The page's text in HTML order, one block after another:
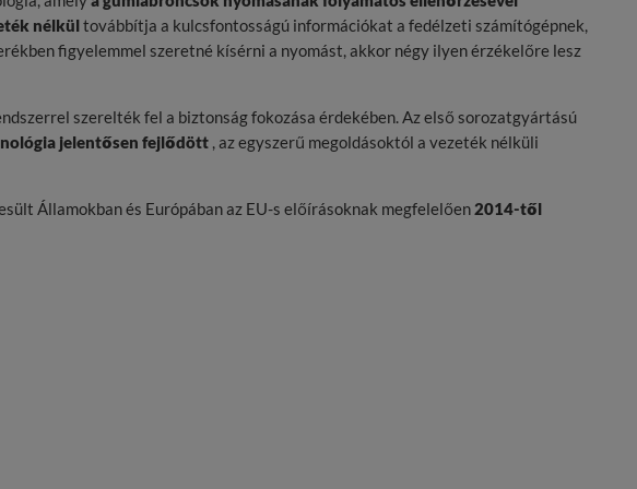
nélkültovábbítja a kulcsfontosságú információkat a fedélzeti számítógépnek,
figyelemmel szeretné kísérni a nyomást, akkor négy ilyen érzékelőre lesz
szerelték fel a biztonság fokozása érdekében. Az első sorozatgyártású
jelentősen fejlődött , az egyszerű megoldásoktól a vezeték nélküli
Államokban és Európában az EU-s előírásoknak megfelelően 2014-től